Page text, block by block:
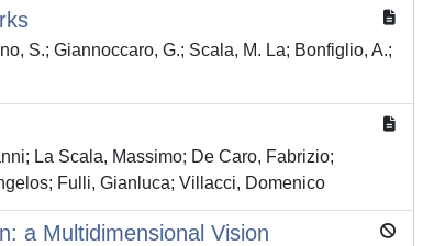
S.; Giannoccaro, G.; Scala, M. La; Bonfiglio, A.;
La Scala, Massimo; De Caro, Fabrizio;
Fulli, Gianluca; Villacci, Domenico
a Multidimensional Vision